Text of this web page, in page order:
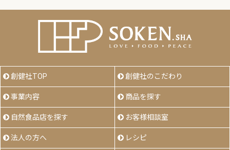
創健社TOP 創健社のこだわり
事業内容 商品を探す
自然食品店を探す お客様相談室
法人の方へ レシピ